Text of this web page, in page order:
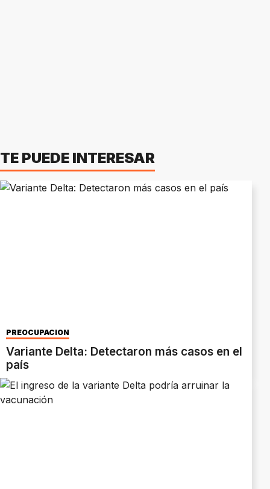
TE PUEDE INTERESAR
PREOCUPACIÓN
Variante Delta: Detectaron más casos en el
país